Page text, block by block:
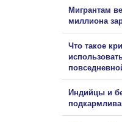
Мигрантам
миллиона
Что такое
Индийцы и